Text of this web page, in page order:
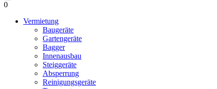
0
Vermietung
Baugeräte
Gartengeräte
Bagger
Innenausbau
Steiggeräte
Absperrung
Reinigungsgeräte